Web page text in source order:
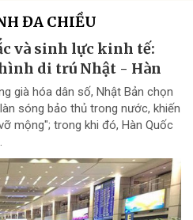
ĐA CHIỀU
và sinh lực kinh tế:
di trú Nhật - Hàn
già hóa dân số, Nhật Bản chọn
sóng bảo thủ trong nước, khiến
mộng"; trong khi đó, Hàn Quốc